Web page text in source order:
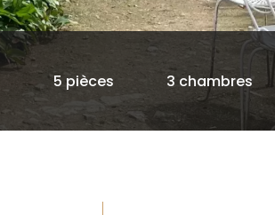
5 pièces 3 chambres